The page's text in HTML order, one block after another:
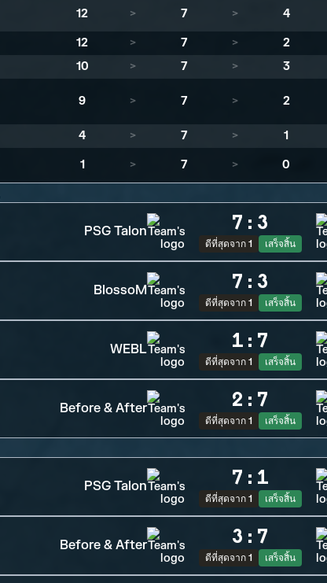
12 > 7 > 4
12 > 7 > 2
10 > 7 > 3
9 > 7 > 2
4 > 7 > 1
1 > 7 > 0
PSG Talon 7 : 3
ดีที่สุดจาก 1 เสร็จสิ้น
BlossoM 7 : 3
ดีที่สุดจาก 1 เสร็จสิ้น
WEBL 1 : 7
ดีที่สุดจาก 1 เสร็จสิ้น
Before & After 2 : 7
ดีที่สุดจาก 1 เสร็จสิ้น
PSG Talon 7 : 1
ดีที่สุดจาก 1 เสร็จสิ้น
Before & After 3 : 7
ดีที่สุดจาก 1 เสร็จสิ้น